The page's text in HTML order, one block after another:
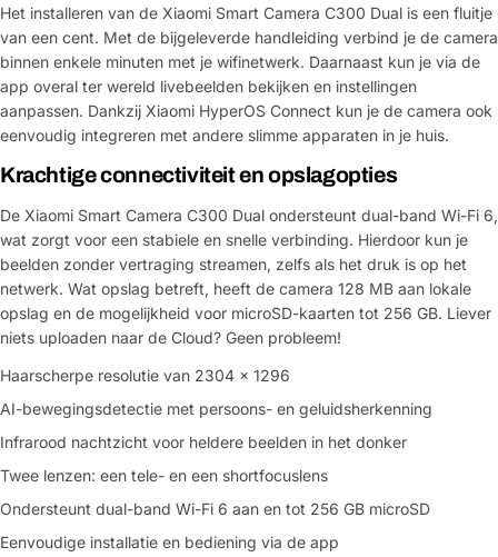
Het installeren van de Xiaomi Smart Camera C300 Dual is een fluitje
van een cent. Met de bijgeleverde handleiding verbind je de camera
binnen enkele minuten met je wifinetwerk. Daarnaast kun je via de
app overal ter wereld livebeelden bekijken en instellingen
aanpassen. Dankzij Xiaomi HyperOS Connect kun je de camera ook
eenvoudig integreren met andere slimme apparaten in je huis.
Krachtige connectiviteit en opslagopties
De Xiaomi Smart Camera C300 Dual ondersteunt dual-band Wi-Fi 6,
wat zorgt voor een stabiele en snelle verbinding. Hierdoor kun je
beelden zonder vertraging streamen, zelfs als het druk is op het
netwerk. Wat opslag betreft, heeft de camera 128 MB aan lokale
opslag en de mogelijkheid voor microSD-kaarten tot 256 GB. Liever
niets uploaden naar de Cloud? Geen probleem!
Haarscherpe resolutie van 2304 x 1296
AI-bewegingsdetectie met persoons- en geluidsherkenning
Infrarood nachtzicht voor heldere beelden in het donker
Twee lenzen: een tele- en een shortfocuslens
Ondersteunt dual-band Wi-Fi 6 aan en tot 256 GB microSD
Eenvoudige installatie en bediening via de app